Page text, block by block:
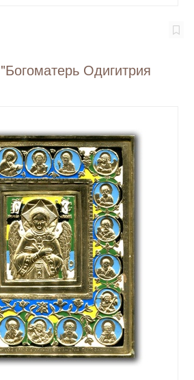
Одигитрия